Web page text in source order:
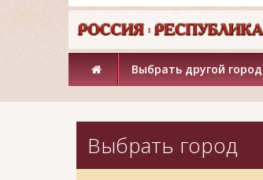
Выбрать другой город
Выбрать город